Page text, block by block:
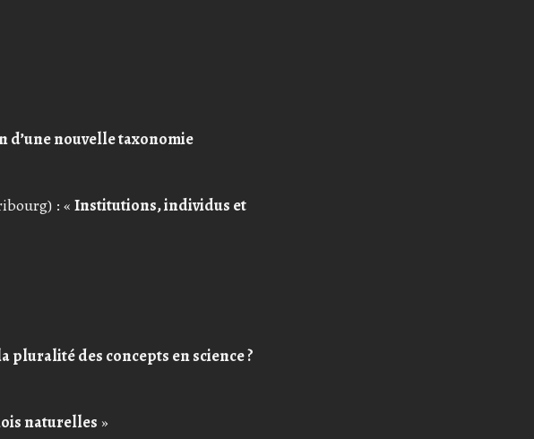
d’une nouvelle taxonomie
: « Institutions, individus et
pluralité des concepts en science ?
naturelles »